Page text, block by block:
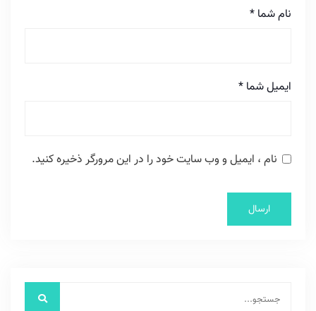
نام شما *
ایمیل شما *
نام ، ایمیل و وب سایت خود را در این مرورگر ذخیره کنید.